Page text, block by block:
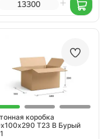
коробка
Т23 B Бурый